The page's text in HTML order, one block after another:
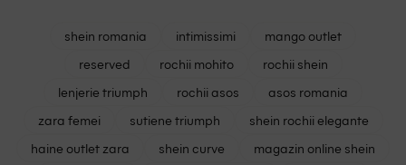
shein romania intimissimi
mango outlet
reserved
rochii mohito
rochii shein
lenjerie triumph
rochii asos
asos romania
zara femei
sutiene triumph
shein rochii elegante
haine outlet zara
shein curve
magazin online shein